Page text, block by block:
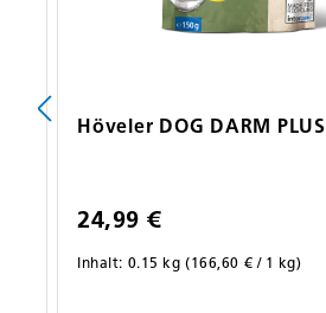
Höveler DOG DARM PLUS
24,99 €
Inhalt: 0.15 kg(166,60 € / 1 kg)